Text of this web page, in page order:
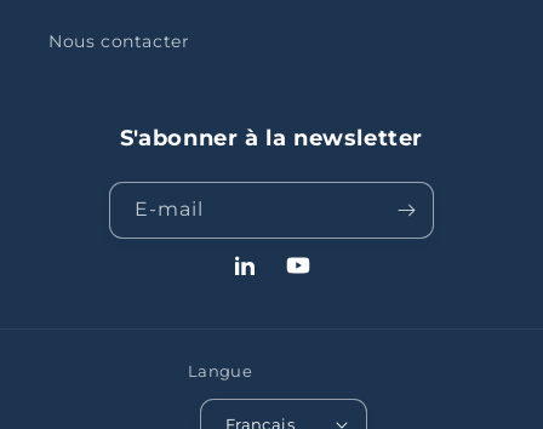
Nous contacter
S'abonner à la newsletter
E-mail
LinkedInYouTube
Langue
Français